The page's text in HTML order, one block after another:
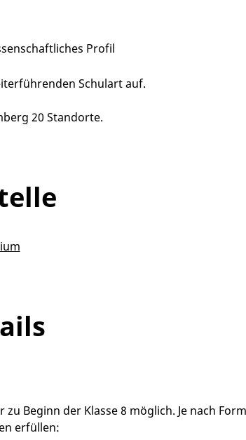
Profil
Schulart auf.
20 Standorte.
Beginn der Klasse 8 möglich. Je nach
erfüllen: